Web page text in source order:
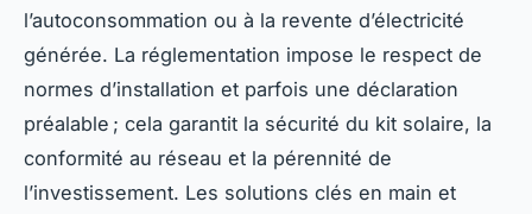
l’autoconsommation ou à la revente d’électricité
générée. La réglementation impose le respect de
normes d’installation et parfois une déclaration
préalable ; cela garantit la sécurité du kit solaire, la
conformité au réseau et la pérennité de
l’investissement. Les solutions clés en main et